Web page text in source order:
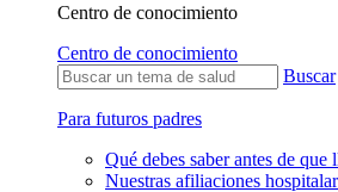
Centro de conocimiento
Centro de conocimiento
Buscar
Para futuros padres
Qué debes saber antes de que
Nuestras afiliaciones